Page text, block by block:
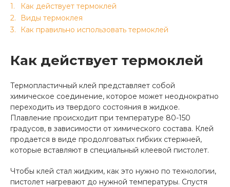
Как действует термоклей
Виды термоклея
Как правильно использовать термоклей
Как действует термоклей
Термопластичный клей представляет собой
химическое соединение, которое может неоднократно
переходить из твердого состояния в жидкое.
Плавление происходит при температуре 80-150
градусов, в зависимости от химического состава. Клей
продается в виде продолговатых гибких стержней,
которые вставляют в специальный клеевой пистолет.
Чтобы клей стал жидким, как это нужно по технологии,
пистолет нагревают до нужной температуры. Спустя